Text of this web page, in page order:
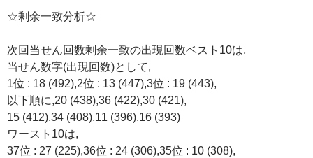
☆剰余一致分析☆
次回当せん回数剰余一致の出現回数ベスト10は,
当せん数字(出現回数)として,
1位 : 18 (492),2位 : 13 (447),3位 : 19 (443),
以下順に,20 (438),36 (422),30 (421),
15 (412),34 (408),11 (396),16 (393)
ワースト10は,
37位 : 27 (225),36位 : 24 (306),35位 : 10 (308),